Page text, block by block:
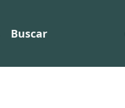
Buscar